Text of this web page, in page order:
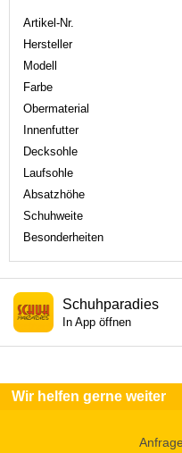
Artikel-Nr.
Hersteller
Modell
Farbe
Obermaterial
Innenfutter
Decksohle
Laufsohle
Absatzhöhe
Schuhweite
Besonderheiten
Schuhparadies
In App öffnen
Wir helfen gerne weiter